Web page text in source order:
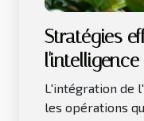
Stratégies
petites
L'intégration de
les opérations